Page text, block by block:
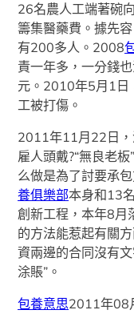
26名農人工端著碗
籌集醫藥費。據先
有200多人。2008
責一年多，一分錢
元。2010年5月1日
工被打傷。
2011年11月22日，
雇人頭戴?“無良老
么做是為了討要承
養俱樂部本身和13
創新工程，本年8月
的方法能惹起有關
資兩邊的合同沒有
涂賬”。
包養意思2011年08